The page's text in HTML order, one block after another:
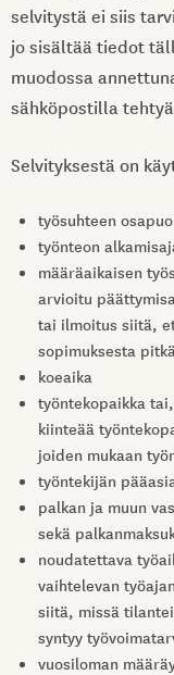
selvitystä ei siis
jo sisältää tiedot
muodossa
sähköpostilla
Selvityksestä on
työsuhteen
työnteon
määräaikaisen
arvioitu
tai ilmoitus siitä,
sopimuksesta
koeaika
työntekopaikka
kiinteää
joiden mukaan
työntekijän
palkan ja muun
sekä
noudatettava
vaihtelevan
siitä, missä
syntyy
vuosiloman